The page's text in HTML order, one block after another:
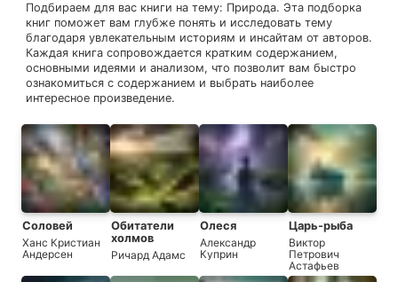
Подбираем для вас книги на тему: Природа. Эта подборка
книг поможет вам глубже понять и исследовать тему
благодаря увлекательным историям и инсайтам от авторов.
Каждая книга сопровождается кратким содержанием,
основными идеями и анализом, что позволит вам быстро
ознакомиться с содержанием и выбрать наиболее
интересное произведение.
Соловей
Ханс Кристиан
Андерсен
Обитатели
холмов
Ричард Адамс
Олеся
Александр
Куприн
Царь-рыба
Виктор
Петрович
Астафьев